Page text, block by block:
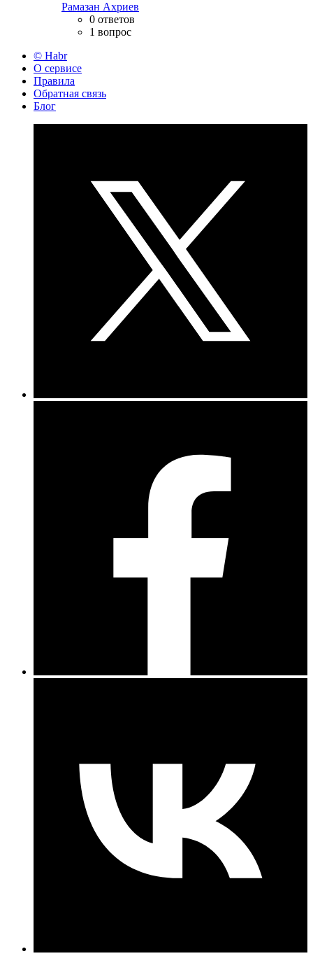
Рамазан Ахриев
0 ответов
1 вопрос
© Habr
О сервисе
Правила
Обратная связь
Блог